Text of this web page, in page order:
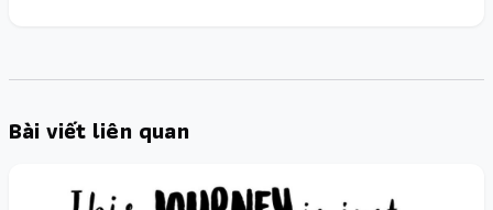
Bài viết liên quan